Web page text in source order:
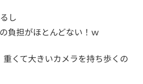
し
負担がほとんどない！ｗ
重くて大きいカメラを持ち歩くの